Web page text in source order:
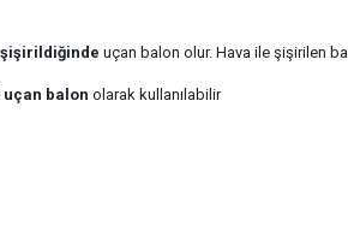
şişirildiğinde uçan balon olur. Hava ile şişirilen
uçan balon olarak kullanılabilir